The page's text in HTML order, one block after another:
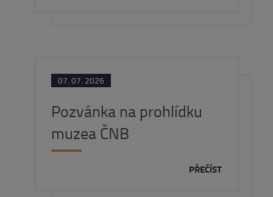
07. 07. 2026
Pozvánka na prohlídku
muzea ČNB
PŘEČÍST